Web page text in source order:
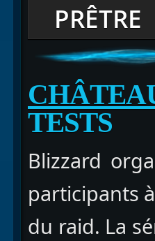
PRÊTRE
TESTS
Blizzard
participants
du raid. La